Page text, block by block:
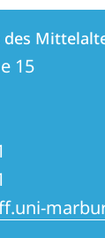
des
15